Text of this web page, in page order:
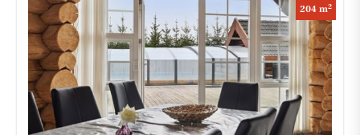
204 m2